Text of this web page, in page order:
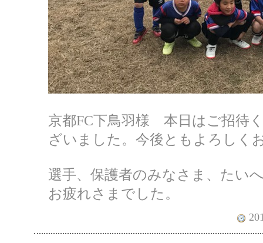
京都FC下鳥羽様 本日はご招待
ざいました。今後ともよろしく
選手、保護者のみなさま、たい
お疲れさまでした。